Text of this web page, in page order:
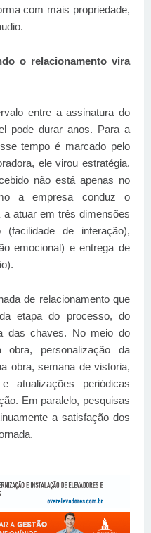
com mais propriedade,
o relacionamento vira
entre a assinatura do
pode durar anos. Para a
tempo é marcado pelo
ele virou estratégia.
não está apenas no
a empresa conduz o
atuar em três dimensões
de interação),
emocional) e entrega de
de relacionamento que
etapa do processo, do
das chaves. No meio do
personalização da
obra, semana de vistoria,
atualizações periódicas
Em paralelo, pesquisas
a satisfação dos